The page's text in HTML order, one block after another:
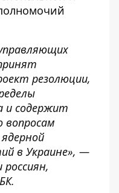
резолюции,
и содержит
вопросам
в Украине», —
.